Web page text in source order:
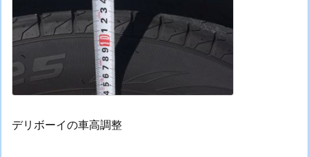
デリボーイの車高調整